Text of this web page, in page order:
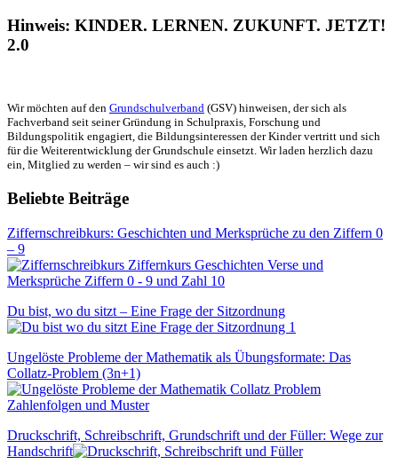
Hinweis: KINDER. LERNEN. ZUKUNFT. JETZT!
2.0
Wir möchten auf den Grundschulverband (GSV) hinweisen, der sich als
Fachverband seit seiner Gründung in Schulpraxis, Forschung und
Bildungspolitik engagiert, die Bildungsinteressen der Kinder vertritt und sich
für die Weiterentwicklung der Grundschule einsetzt. Wir laden herzlich dazu
ein, Mitglied zu werden – wir sind es auch :)
Beliebte Beiträge
Ziffernschreibkurs: Geschichten und Merksprüche zu den Ziffern 0
– 9
Du bist, wo du sitzt – Eine Frage der Sitzordnung
Ungelöste Probleme der Mathematik als Übungsformate: Das
Collatz-Problem (3n+1)
Druckschrift, Schreibschrift, Grundschrift und der Füller: Wege zur
Handschrift